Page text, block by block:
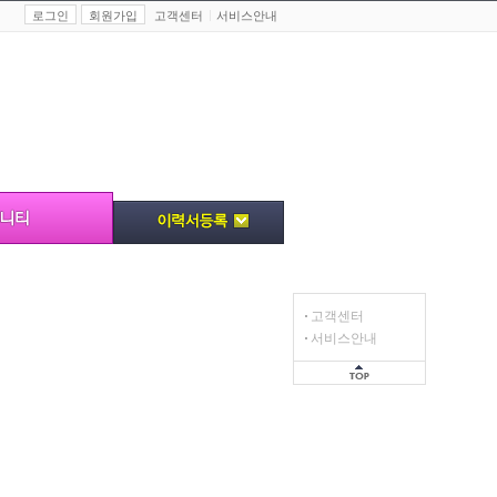
고객센터
서비스안내
로그인 회원가입 고객센터 서비스안내